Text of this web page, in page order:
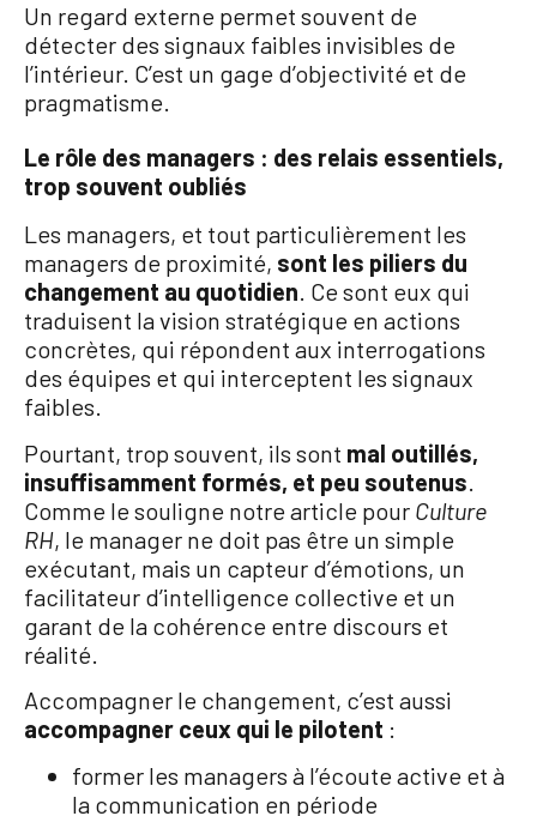
Un regard externe permet souvent de
détecter des signaux faibles invisibles de
l’intérieur. C’est un gage d’objectivité et de
pragmatisme.
Le rôle des managers : des relais essentiels,
trop souvent oubliés
Les managers, et tout particulièrement les
managers de proximité, sont les piliers du
changement au quotidien. Ce sont eux qui
traduisent la vision stratégique en actions
concrètes, qui répondent aux interrogations
des équipes et qui interceptent les signaux
faibles.
Pourtant, trop souvent, ils sont mal outillés,
insuffisamment formés, et peu soutenus.
Comme le souligne notre article pour Culture
RH, le manager ne doit pas être un simple
exécutant, mais un capteur d’émotions, un
facilitateur d’intelligence collective et un
garant de la cohérence entre discours et
réalité.
Accompagner le changement, c’est aussi
accompagner ceux qui le pilotent :
former les managers à l’écoute active et à
la communication en période